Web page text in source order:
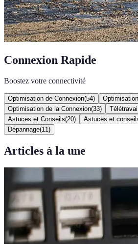
Connexion Rapide
Boostez votre connectivité
Optimisation de Connexion(54) Optimisation
Optimisation de la Connexion(33) Télétravail
Astuces et Conseils(20) Astuces et
Dépannage(11 )
Articles à la une